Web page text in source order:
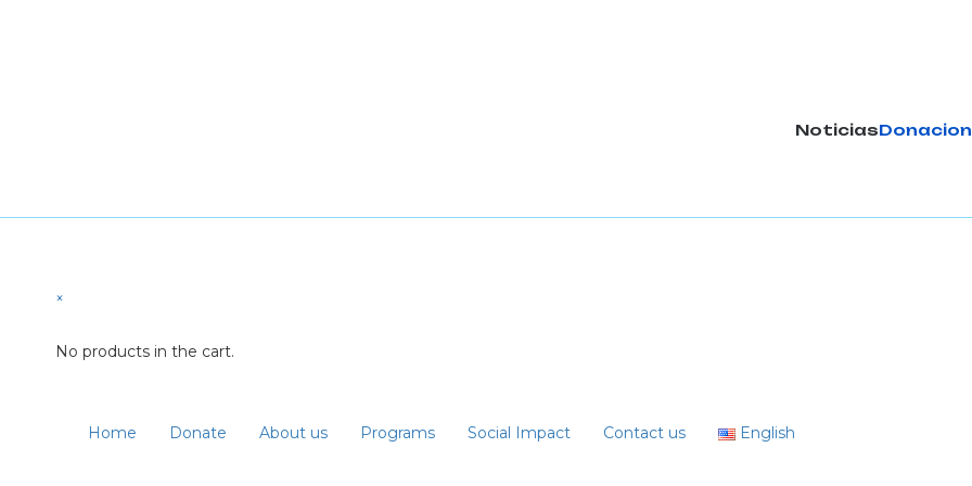
Noticias
×
No products in the cart.
Home Donate About us Programs Social Impact Contact us English